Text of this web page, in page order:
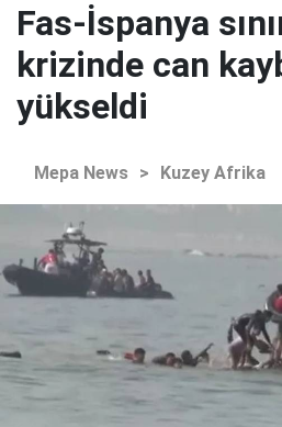
Fas-İspanya
krizinde can
yükseldi
Mepa News > Kuzey Afrika